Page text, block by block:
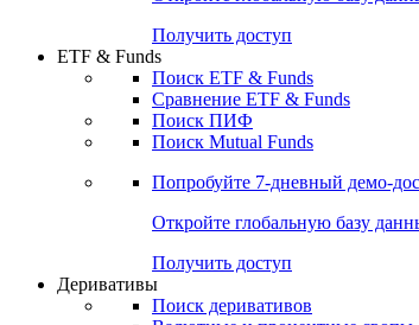
Попробуйте7-дневный
Откройте глобальную базу
Получить доступ
ETF & Funds
Поиск ETF & Funds
Сравнение ETF & Funds
Поиск ПИФ
Поиск Mutual Funds
Попробуйте7-дневный
Откройте глобальную базу